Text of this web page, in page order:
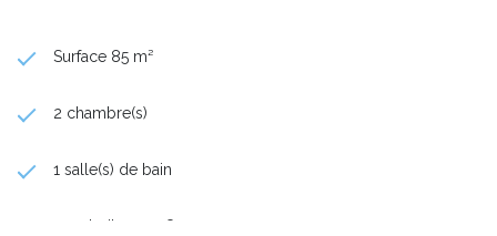
Surface 85 m²
2 chambre(s)
1 salle(s) de bain
construit en 1958